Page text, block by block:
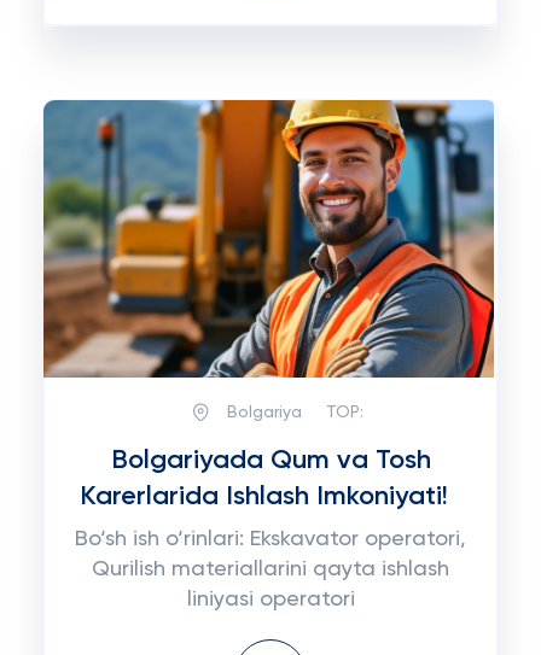
Bolgariya TOP:
Bolgariyada Qum va Tosh
Karerlarida Ishlash Imkoniyati!
Bo‘sh ish o‘rinlari: Ekskavator operatori,
Qurilish materiallarini qayta ishlash
liniyasi operatori